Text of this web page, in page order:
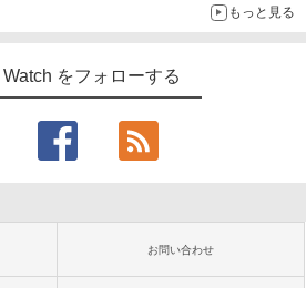
もっと見る
Watch をフォローする
お問い合わせ